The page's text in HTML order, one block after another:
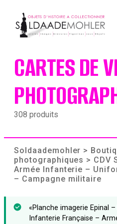
content
CARTES DE
308 produits
Soldaademohler >
photographiques > CDV
Armée Infanterie –
– Campagne militaire
«Planche imagerie Epinal
Infanterie Française –